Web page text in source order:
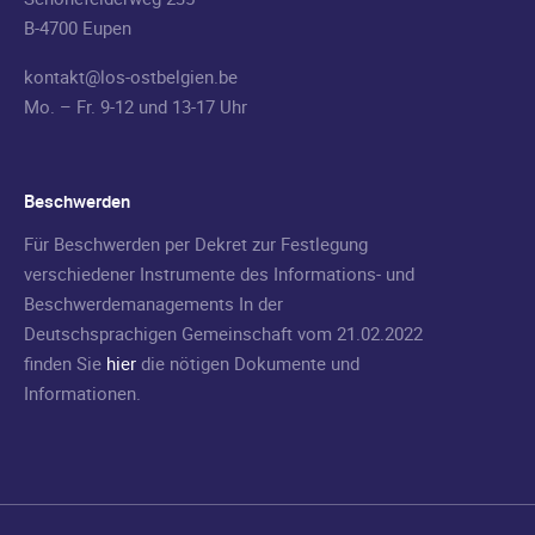
B-4700 Eupen
kontakt@los-ostbelgien.be
Mo. – Fr. 9-12 und 13-17 Uhr
Beschwerden
Für Beschwerden per Dekret zur Festlegung
verschiedener Instrumente des Informations- und
Beschwerdemanagements In der
Deutschsprachigen Gemeinschaft vom 21.02.2022
finden Sie hier die nötigen Dokumente und
Informationen.